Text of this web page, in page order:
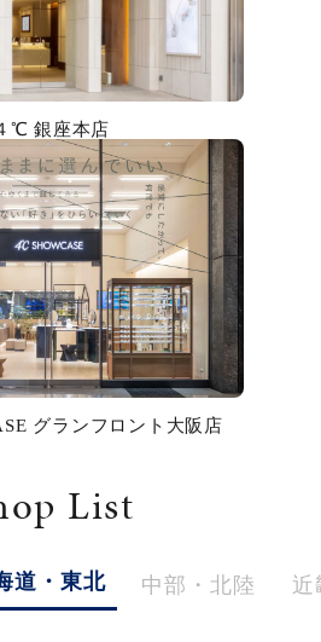
℃ 銀座本店
グランフロント大阪店
List
道・東北 中部・北陸 近